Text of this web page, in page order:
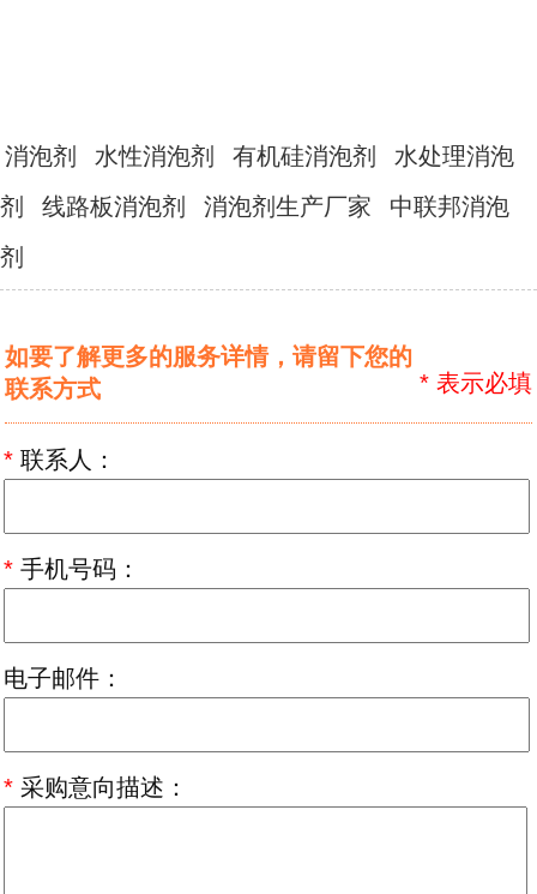
消泡剂 水性消泡剂 有机硅消泡剂
水处理消泡
剂
线路板消泡剂 消泡剂生产厂家
中联邦消泡
剂
* 表示必填
如要了解更多的服务详情，请留下您的
联系方式
* 联系人：
* 手机号码：
电子邮件：
* 采购意向描述：